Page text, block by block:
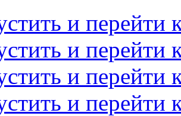
и перейти
и перейти
и перейти
и перейти